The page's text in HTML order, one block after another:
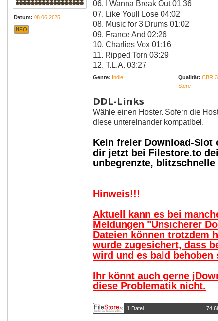
Datum: 08.06.2025
NFO
06. I Wanna Break Out 01:36
07. Like Youll Lose 04:02
08. Music for 3 Drums 01:02
09. France And 02:26
10. Charlies Vox 01:16
11. Ripped Torn 03:29
12. T.L.A. 03:27
Genre: Indie Qualität: CBR
Stere
DDL-Links
Wähle einen Hoster. Sofern die
diese untereinander kompatibel.
Kein freier Download-Slot
dir jetzt bei Filestore.to
unbegrenzte,
Hinweis!!!
Aktuell kann es bei
Meldungen "Unsicherer
Dateien können trotzdem
wurde zugesichert, dass
wird und es bald behoben
Ihr könnt auch gerne
diese Problematik nicht.
1 Datei